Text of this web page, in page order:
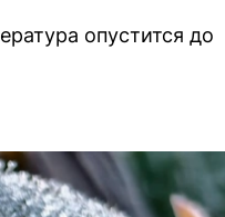
опустится до